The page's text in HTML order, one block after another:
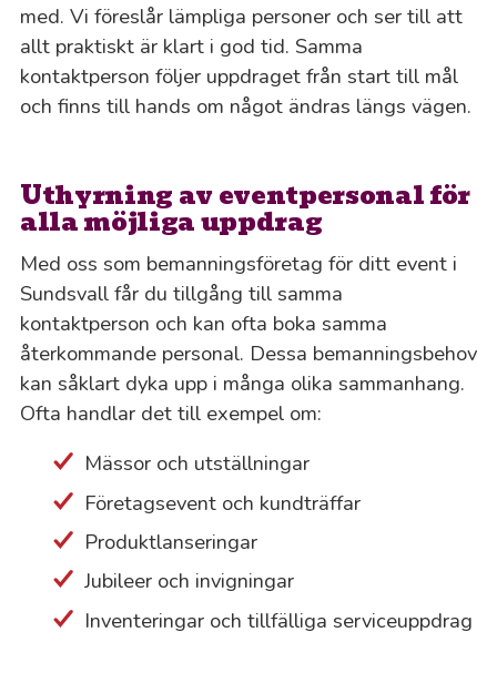
med. Vi föreslår lämpliga personer och ser till att
allt praktiskt är klart i god tid. Samma
kontaktperson följer uppdraget från start till mål
och finns till hands om något ändras längs vägen.
Uthyrning av eventpersonal för
alla möjliga uppdrag
Med oss som bemanningsföretag för ditt event i
Sundsvall får du tillgång till samma
kontaktperson och kan ofta boka samma
återkommande personal. Dessa bemanningsbehov
kan såklart dyka upp i många olika sammanhang.
Ofta handlar det till exempel om:
Mässor och utställningar
Företagsevent och kundträffar
Produktlanseringar
Jubileer och invigningar
Inventeringar och tillfälliga serviceuppdrag